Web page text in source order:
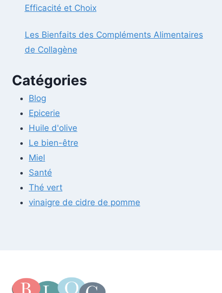
Efficacité et Choix
Les Bienfaits des Compléments Alimentaires
de Collagène
Catégories
Blog
Epicerie
Huile d'olive
Le bien-être
Miel
Santé
Thé vert
vinaigre de cidre de pomme